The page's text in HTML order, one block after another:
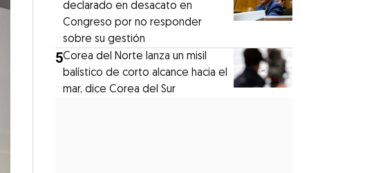
declarado en desacato en
Congreso por no responder
sobre su gestión
5Corea del Norte lanza un misil
balístico de corto alcance hacia el
mar, dice Corea del Sur